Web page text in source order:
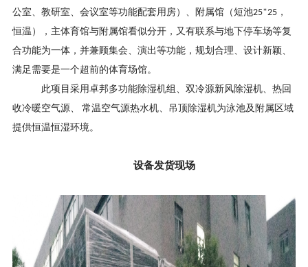
公室、教研室、会议室等功能配套用房）、附属馆（短池25*25，
恒温），主体育馆与附属馆看似分开，又有联系与地下停车场等复
合功能为一体，并兼顾集会、演出等功能，规划合理、设计新颖、
满足需要是一个超前的体育场馆。
此项目采用卓邦多功能除湿机组 、 双冷源新风除湿机、 热回
收冷暖空气源、 常温空气源热水机、 吊顶除湿机为泳池及附属区域
提供恒温恒湿环境。
设备发货现场